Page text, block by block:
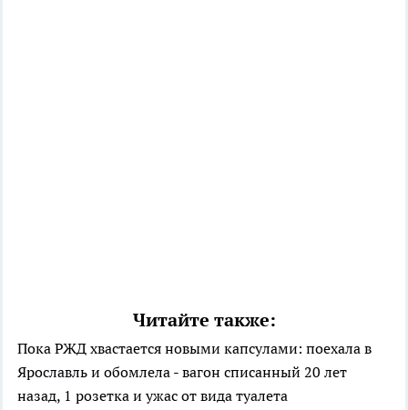
Читайте также:
Пока РЖД хвастается новыми капсулами: поехала в
Ярославль и обомлела - вагон списанный 20 лет
назад, 1 розетка и ужас от вида туалета